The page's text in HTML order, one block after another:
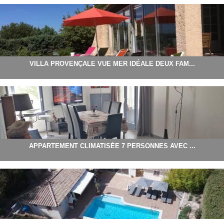
VILLA PROVENÇALE VUE MER IDÉALE DEUX FAM...
APPARTEMENT CLIMATISÉE 7 PERSONNES AVEC ...